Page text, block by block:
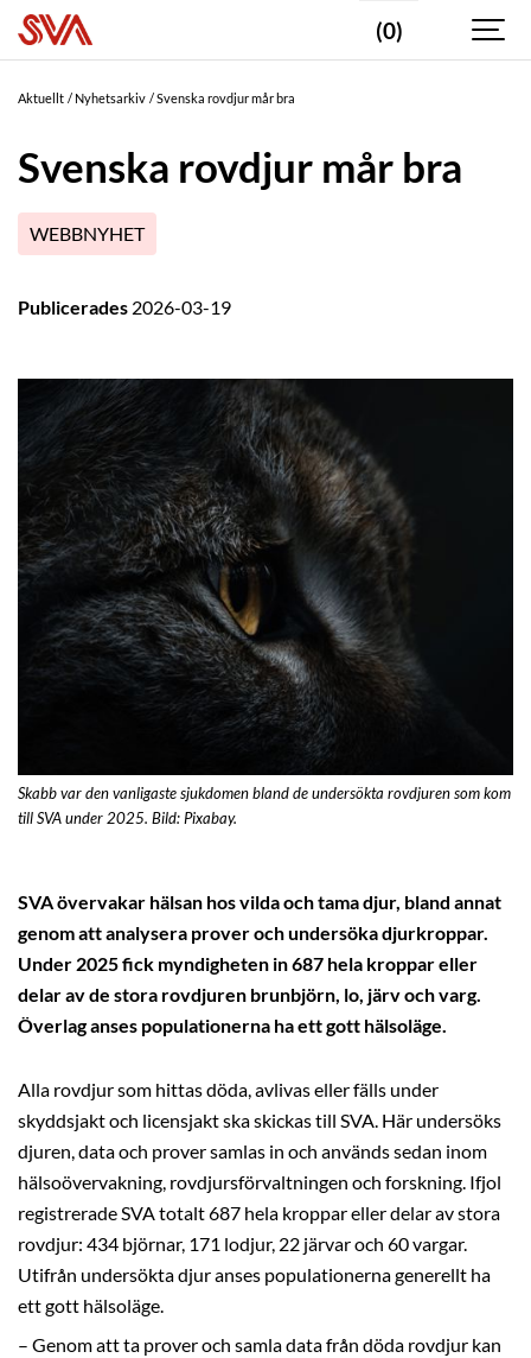
(0)
Aktuellt Nyhetsarkiv Svenska rovdjur mår bra
Svenska rovdjur mår bra
WEBBNYHET
Publicerades 2026-03-19
Skabb var den vanligaste sjukdomen bland de undersökta rovdjuren som kom
till SVA under 2025. Bild: Pixabay.
SVA övervakar hälsan hos vilda och tama djur, bland annat
genom att analysera prover och undersöka djurkroppar.
Under 2025 fick myndigheten in 687 hela kroppar eller
delar av de stora rovdjuren brunbjörn, lo, järv och varg.
Överlag anses populationerna ha ett gott hälsoläge.
Alla rovdjur som hittas döda, avlivas eller fälls under
skyddsjakt och licensjakt ska skickas till SVA. Här undersöks
djuren, data och prover samlas in och används sedan inom
hälsoövervakning, rovdjursförvaltningen och forskning. Ifjol
registrerade SVA totalt 687 hela kroppar eller delar av stora
rovdjur: 434 björnar, 171 lodjur, 22 järvar och 60 vargar.
Utifrån undersökta djur anses populationerna generellt ha
ett gott hälsoläge.
– Genom att ta prover och samla data från döda rovdjur kan